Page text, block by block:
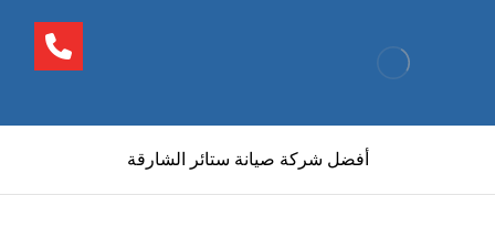
أفضل شركة صيانة ستائر الشارقة